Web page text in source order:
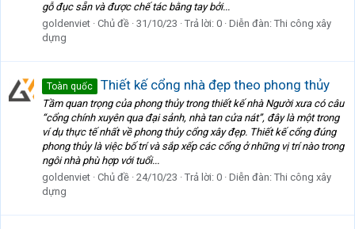
gỗ đục sẵn và được chế tác bằng tay bởi...
goldenviet Chủ đề 31/10/23 Trả lời: 0 Diễn đàn: Thi công xây
dựng
Toàn quốc Thiết kế cổng nhà đẹp theo phong thủy
Tầm quan trọng của phong thủy trong thiết kế nhà Người xưa có câu
“cổng chính xuyên qua đại sảnh, nhà tan cửa nát”, đây là một trong
ví dụ thực tế nhất về phong thủy cổng xây đẹp. Thiết kế cổng đúng
phong thủy là việc bố trí và sắp xếp các cổng ở những vị trí nào trong
ngôi nhà phù hợp với tuổi...
goldenviet Chủ đề 24/10/23 Trả lời: 0 Diễn đàn: Thi công xây
dựng